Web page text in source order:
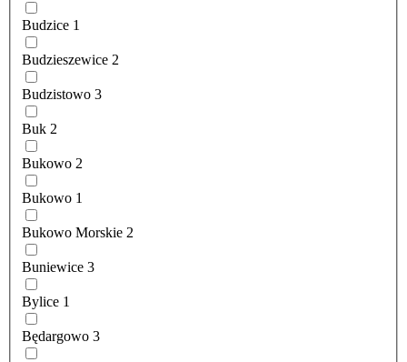
Budzice 1
Budzieszewice 2
Budzistowo 3
Buk 2
Bukowo 2
Bukowo 1
Bukowo Morskie 2
Buniewice 3
Bylice 1
Będargowo 3